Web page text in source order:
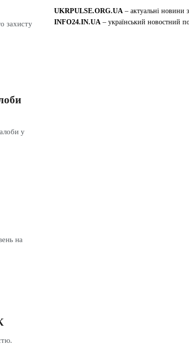
захисту
у
на
UKRPULSE.ORG.UA – актуальні новини з
INFO24.IN.UA – український новостний